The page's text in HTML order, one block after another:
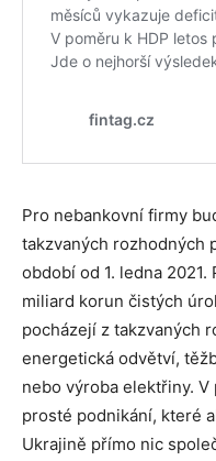
Pro nebankovní firmy
takzvaných rozhodných
období od 1. ledna
miliard korun čistých
pocházejí z takzvaných
energetická odvětví,
nebo výroba elektřiny.
prosté podnikání, které
Ukrajině přímo nic